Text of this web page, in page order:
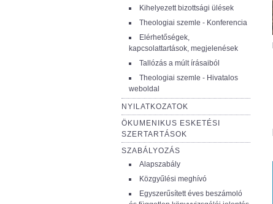
Kihelyezett bizottsági ülések
Theologiai szemle - Konferencia
Elérhetőségek,
kapcsolattartások, megjelenések
Tallózás a múlt írásaiból
Theologiai szemle - Hivatalos
weboldal
NYILATKOZATOK
ÖKUMENIKUS ESKETÉSI
SZERTARTÁSOK
SZABÁLYOZÁS
Alapszabály
Közgyűlési meghívó
Egyszerűsített éves beszámoló